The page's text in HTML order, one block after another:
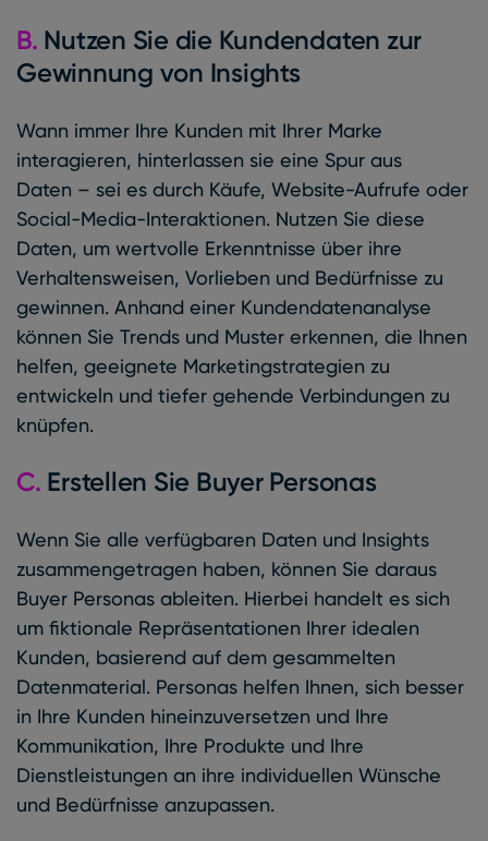
B. Nutzen Sie die Kundendaten zur
Gewinnung von Insights
Wann immer Ihre Kunden mit Ihrer Marke
interagieren, hinterlassen sie eine Spur aus
Daten – sei es durch Käufe, Website-Aufrufe oder
Social-Media-Interaktionen. Nutzen Sie diese
Daten, um wertvolle Erkenntnisse über ihre
Verhaltensweisen, Vorlieben und Bedürfnisse zu
gewinnen. Anhand einer Kundendatenanalyse
können Sie Trends und Muster erkennen, die Ihnen
helfen, geeignete Marketingstrategien zu
entwickeln und tiefer gehende Verbindungen zu
knüpfen.
C. Erstellen Sie Buyer Personas
Wenn Sie alle verfügbaren Daten und Insights
zusammengetragen haben, können Sie daraus
Buyer Personas ableiten. Hierbei handelt es sich
um fiktionale Repräsentationen Ihrer idealen
Kunden, basierend auf dem gesammelten
Datenmaterial. Personas helfen Ihnen, sich besser
in Ihre Kunden hineinzuversetzen und Ihre
Kommunikation, Ihre Produkte und Ihre
Dienstleistungen an ihre individuellen Wünsche
und Bedürfnisse anzupassen.